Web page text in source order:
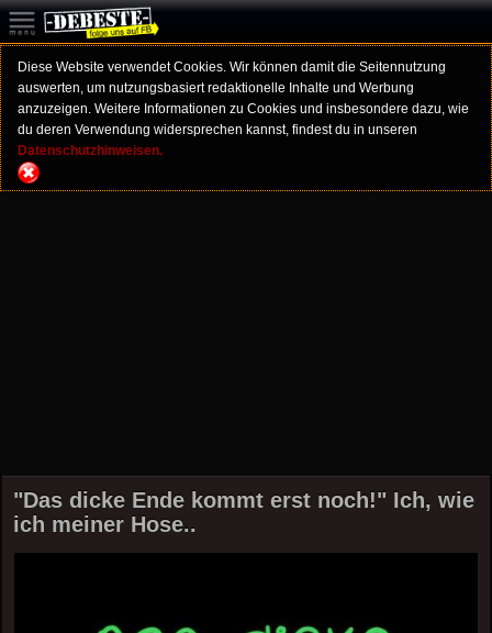
Diese Website verwendet Cookies. Wir können damit die Seitennutzung
auswerten, um nutzungsbasiert redaktionelle Inhalte und Werbung
anzuzeigen. Weitere Informationen zu Cookies und insbesondere dazu, wie
du deren Verwendung widersprechen kannst, findest du in unseren
Datenschutzhinweisen.
"Das dicke Ende kommt erst noch!" Ich, wie
ich meiner Hose..